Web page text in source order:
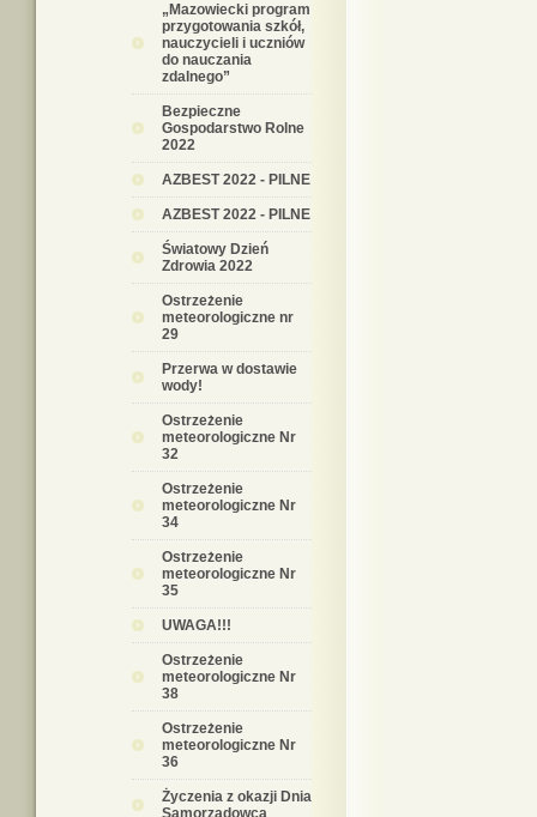
„Mazowiecki program
przygotowania szkół,
nauczycieli i uczniów
do nauczania
zdalnego”
Bezpieczne
Gospodarstwo Rolne
2022
AZBEST 2022 - PILNE
AZBEST 2022 - PILNE
Światowy Dzień
Zdrowia 2022
Ostrzeżenie
meteorologiczne nr
29
Przerwa w dostawie
wody!
Ostrzeżenie
meteorologiczne Nr
32
Ostrzeżenie
meteorologiczne Nr
34
Ostrzeżenie
meteorologiczne Nr
35
UWAGA!!!
Ostrzeżenie
meteorologiczne Nr
38
Ostrzeżenie
meteorologiczne Nr
36
Życzenia z okazji Dnia
Samorządowca